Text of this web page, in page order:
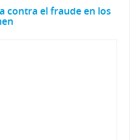
contra el fraude en los